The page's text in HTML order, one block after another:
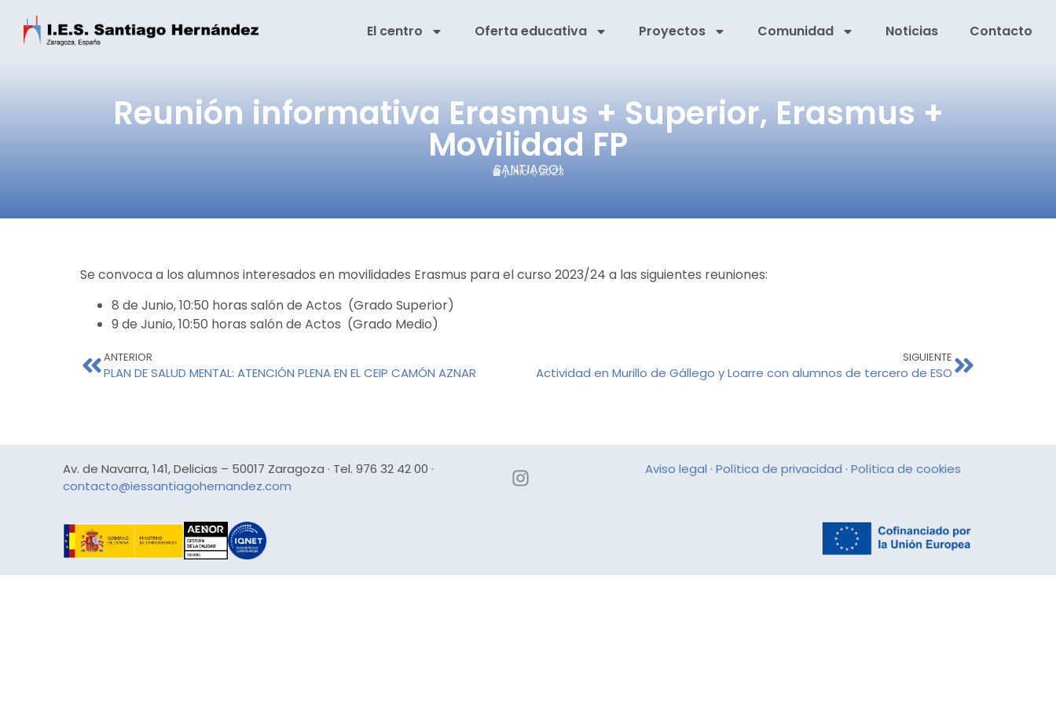
El centro Oferta educativa Proyectos Comunidad Noticias Contacto
Reunión informativa Erasmus + Superior, Erasmus +
Movilidad FP
SANTIAGO!
junio 1, 2023
Se convoca a los alumnos interesados en movilidades Erasmus para el curso 2023/24 a las siguientes reuniones:
8 de Junio, 10:50 horas salón de Actos (Grado Superior)
9 de Junio, 10:50 horas salón de Actos (Grado Medio)
ANTERIOR
PLAN DE SALUD MENTAL: ATENCIÓN PLENA EN EL CEIP CAMÓN AZNAR
SIGUIENTE
Actividad en Murillo de Gállego y Loarre con alumnos de tercero de ESO
Av. de Navarra, 141, Delicias – 50017 Zaragoza · Tel. 976 32 42 00 ·
contacto@iessantiagohernandez.com
Aviso legal ·Política de privacidad ·Política de cookies